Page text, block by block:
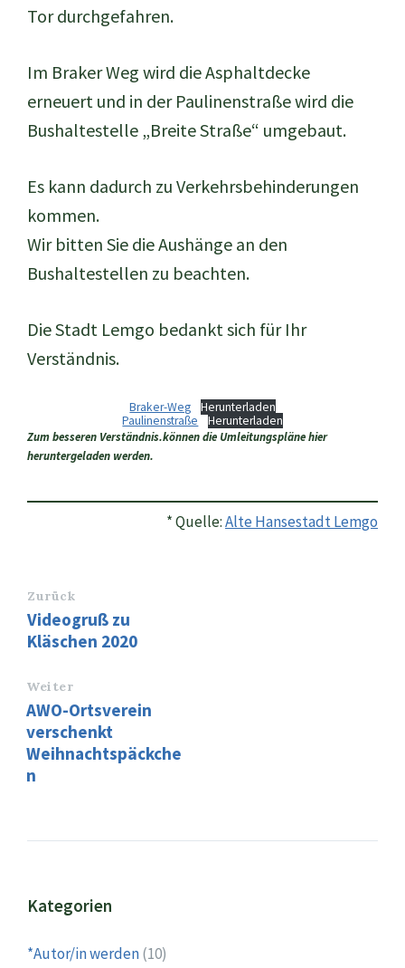
Tor durchgefahren.
Im Braker Weg wird die Asphaltdecke
erneuert und in der Paulinenstraße wird die
Bushaltestelle „Breite Straße“ umgebaut.
Es kann dadurch zu Verkehrsbehinderungen
kommen.
Wir bitten Sie die Aushänge an den
Bushaltestellen zu beachten.
Die Stadt Lemgo bedankt sich für Ihr
Verständnis.
Braker-Weg
Herunterladen
Paulinenstraße
Herunterladen
Zum besseren Verständnis.können die Umleitungspläne hier
heruntergeladen werden.
* Quelle:Alte Hansestadt Lemgo
Zurück
Videogruß zu
Kläschen 2020
Weiter
AWO-Ortsverein
verschenkt
Weihnachtspäckche
n
Kategorien
*Autor/in werden(10)